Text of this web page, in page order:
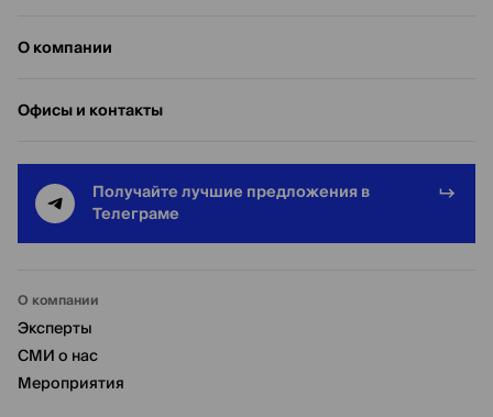
О компании
Офисы и контакты
Получайте лучшие предложения в
Телеграме
О компании
Эксперты
СМИ о нас
Мероприятия